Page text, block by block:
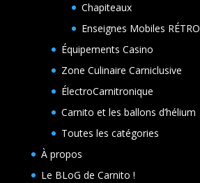
Chapiteaux
Enseignes Mobiles RÉTRO
Équipements Casino
Zone Culinaire Carniclusive
ÉlectroCarnitronique
Carnito et les ballons d’hélium
Toutes les catégories
À propos
Le BLoG de Carnito !